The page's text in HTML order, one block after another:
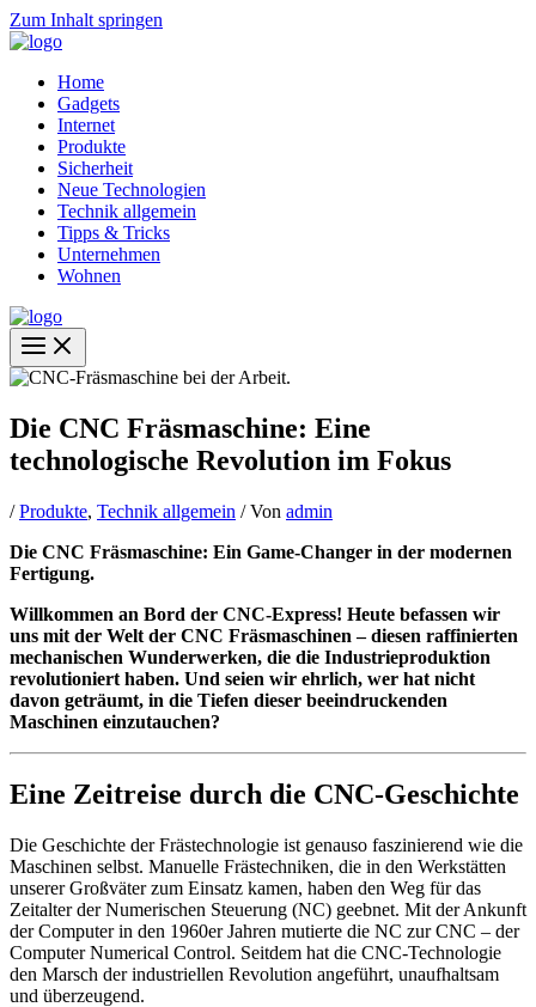
Zum Inhalt springen
Home
Gadgets
Internet
Produkte
Sicherheit
Neue Technologien
Technik allgemein
Tipps & Tricks
Unternehmen
Wohnen
Die CNC Fräsmaschine: Eine
technologische Revolution im Fokus
/Produkte, Technik allgemein / Von admin
Die CNC Fräsmaschine: Ein Game-Changer in der modernen
Fertigung.
Willkommen an Bord der CNC-Express! Heute befassen wir
uns mit der Welt der CNC Fräsmaschinen – diesen raffinierten
mechanischen Wunderwerken, die die Industrieproduktion
revolutioniert haben. Und seien wir ehrlich, wer hat nicht
davon geträumt, in die Tiefen dieser beeindruckenden
Maschinen einzutauchen?
Eine Zeitreise durch die CNC-Geschichte
Die Geschichte der Frästechnologie ist genauso faszinierend wie die
Maschinen selbst. Manuelle Frästechniken, die in den Werkstätten
unserer Großväter zum Einsatz kamen, haben den Weg für das
Zeitalter der Numerischen Steuerung (NC) geebnet. Mit der Ankunft
der Computer in den 1960er Jahren mutierte die NC zur CNC – der
Computer Numerical Control. Seitdem hat die CNC-Technologie
den Marsch der industriellen Revolution angeführt, unaufhaltsam
und überzeugend.